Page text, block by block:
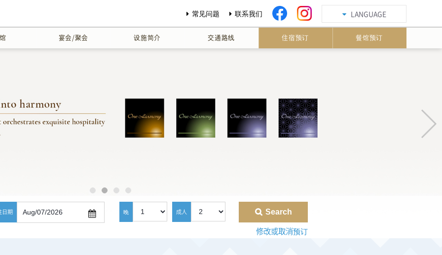
LANGUAGE
常见问题 联系我们
宴会/聚会 设施简介 交通路线 住宿预订 餐馆预订
日期 晚 成人 Search
修改或取消预订